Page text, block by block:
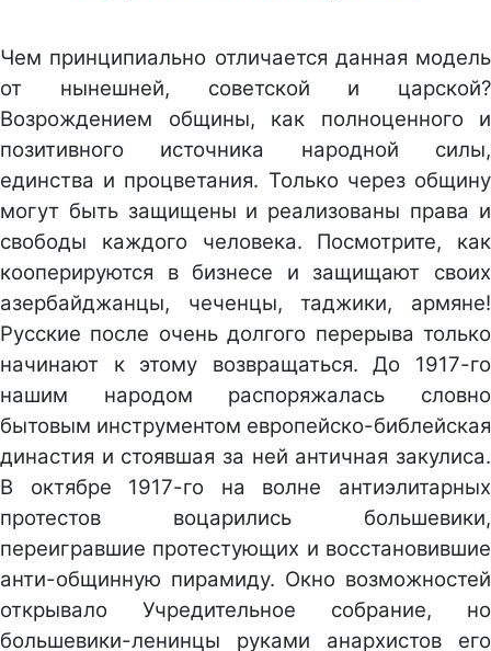
Чем принципиально отличается данная модель
от нынешней, советской и царской?
Возрождением общины, как полноценного и
позитивного источника народной силы,
единства и процветания. Только через общину
могут быть защищены и реализованы права и
свободы каждого человека. Посмотрите, как
кооперируются в бизнесе и защищают своих
азербайджанцы, чеченцы, таджики, армяне!
Русские после очень долгого перерыва только
начинают к этому возвращаться. До 1917-го
нашим народом распоряжалась словно
бытовым инструментом европейско-библейская
династия и стоявшая за ней античная закулиса.
В октябре 1917-го на волне антиэлитарных
протестов воцарились большевики,
переигравшие протестующих и восстановившие
анти-общинную пирамиду. Окно возможностей
открывало Учредительное собрание, но
большевики-ленинцы руками анархистов его